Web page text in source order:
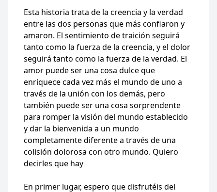
Esta historia trata de la creencia y la verdad
entre las dos personas que más confiaron y
amaron. El sentimiento de traición seguirá
tanto como la fuerza de la creencia, y el dolor
seguirá tanto como la fuerza de la verdad. El
amor puede ser una cosa dulce que
enriquece cada vez más el mundo de uno a
través de la unión con los demás, pero
también puede ser una cosa sorprendente
para romper la visión del mundo establecido
y dar la bienvenida a un mundo
completamente diferente a través de una
colisión dolorosa con otro mundo. Quiero
decirles que hay
En primer lugar, espero que disfrutéis del